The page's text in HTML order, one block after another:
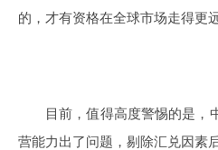
的，才有资格在全球市场走得更远
目前，值得高度警惕的是，
营能力出了问题，剔除汇兑因素